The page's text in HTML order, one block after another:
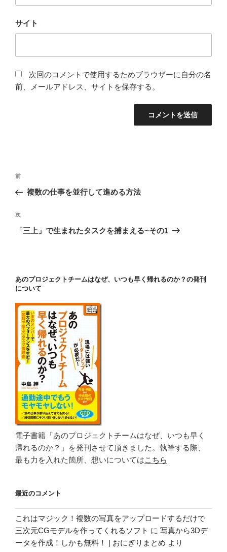
サイト
次回のコメントで使用するためブラウザーに自分の名
前、メールアドレス、サイトを保存する。
投
ナ
ビ
ゲ
ン
前
の
稿
前
複数の仕事を並行して進める方法
次
の
次
「三上」で生まれたタスクを捕まえる~その1
あのプロジェクトチームはなぜ、いつも早く帰れるのか？の発刊
について
電子書籍「あのプロジェクトチームはなぜ、いつも早く
帰れるのか？」を発刊させて頂きました。執筆する際、
最も力を入れた箇所、想いについてはこちら
最近のコメント
これはマジック！複数の写真をアップロードするだけで
三次元CGモデルを作ってくれるソフト に 写真から3Dデ
ータを作成！しかも無料！ | おにぎりまとめ より